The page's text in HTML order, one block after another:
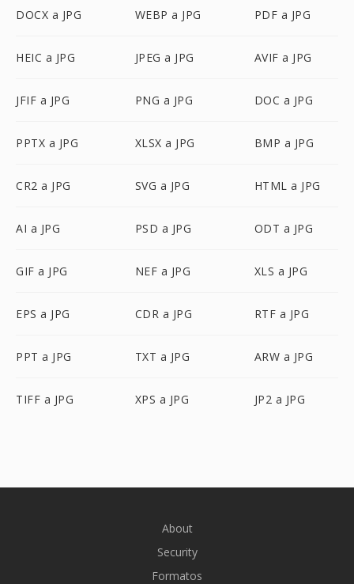
DOCX a JPG WEBP a JPG PDF a JPG
HEIC a JPG JPEG a JPG AVIF a JPG
JFIF a JPG PNG a JPG DOC a JPG
PPTX a JPG XLSX a JPG BMP a JPG
CR2 a JPG SVG a JPG HTML a JPG
AI a JPG PSD a JPG ODT a JPG
GIF a JPG NEF a JPG XLS a JPG
EPS a JPG CDR a JPG RTF a JPG
PPT a JPG TXT a JPG ARW a JPG
TIFF a JPG XPS a JPG JP2 a JPG
About
Security
Formatos